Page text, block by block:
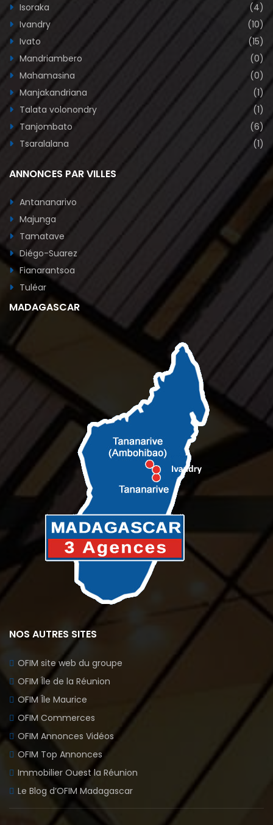
Isoraka
(4)
Ivandry
(10)
Ivato
(15)
Mandriambero
(0)
Mahamasina
(0)
Manjakandriana
(1)
Talata volonondry
(1)
Tanjombato
(6)
Tsaralalana
(1)
ANNONCES PAR VILLES
Antananarivo
Majunga
Tamatave
Diégo-Suarez
Fianarantsoa
Tuléar
MADAGASCAR
NOS AUTRES SITES
OFIM site web du groupe
OFIM Île de la Réunion
OFIM Île Maurice
OFIM Commerces
OFIM Annonces Vidéos
OFIM Top Annonces
Immobilier Ouest la Réunion
Le Blog d’OFIM Madagascar